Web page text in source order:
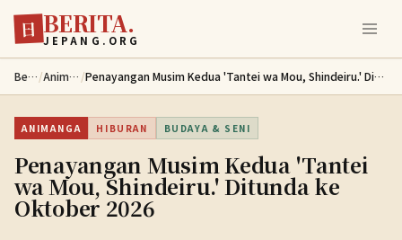
Lewati ke konten utama
日 BERITA.
JEPANG.ORG
Berita/ Animanga / Penayangan Musim Kedua 'Tantei wa Mou, Shindeiru.' Ditunda ke Oktober 2026
ANIMANGA HIBURAN BUDAYA & SENI
Penayangan Musim Kedua 'Tantei
wa Mou, Shindeiru.' Ditunda ke
Oktober 2026